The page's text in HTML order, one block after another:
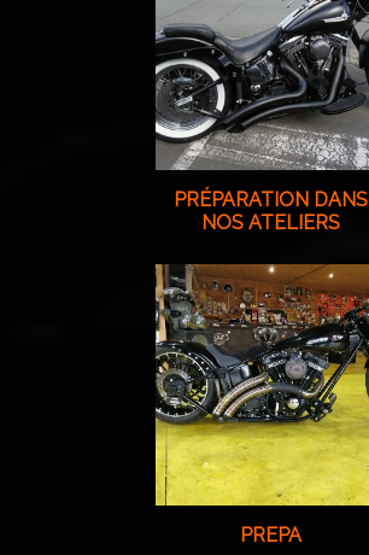
PRÉPARATION DANS
NOS ATELIERS
PREPA